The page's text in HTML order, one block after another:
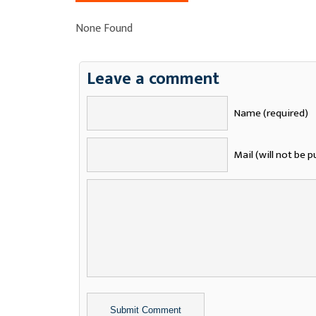
None Found
Leave a comment
Name (required)
Mail (will not be